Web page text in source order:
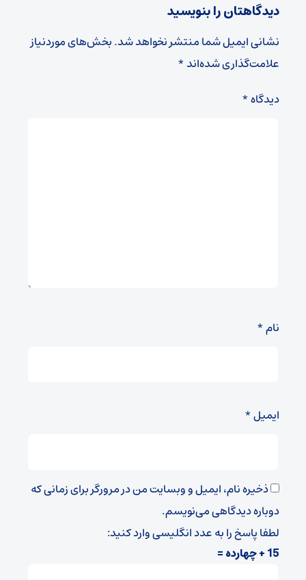
دیدگاهتان را بنویسید
نشانی ایمیل شما منتشر نخواهد شد.بخش‌های موردنیاز
علامت‌گذاری شده‌اند*
دیدگاه*
نام*
ایمیل*
ذخیره نام، ایمیل و وبسایت من در مرورگر برای زمانی که
دوباره دیدگاهی می‌نویسم.
لطفا پاسخ را به عدد انگلیسی وارد کنید:
15 + چهارده =